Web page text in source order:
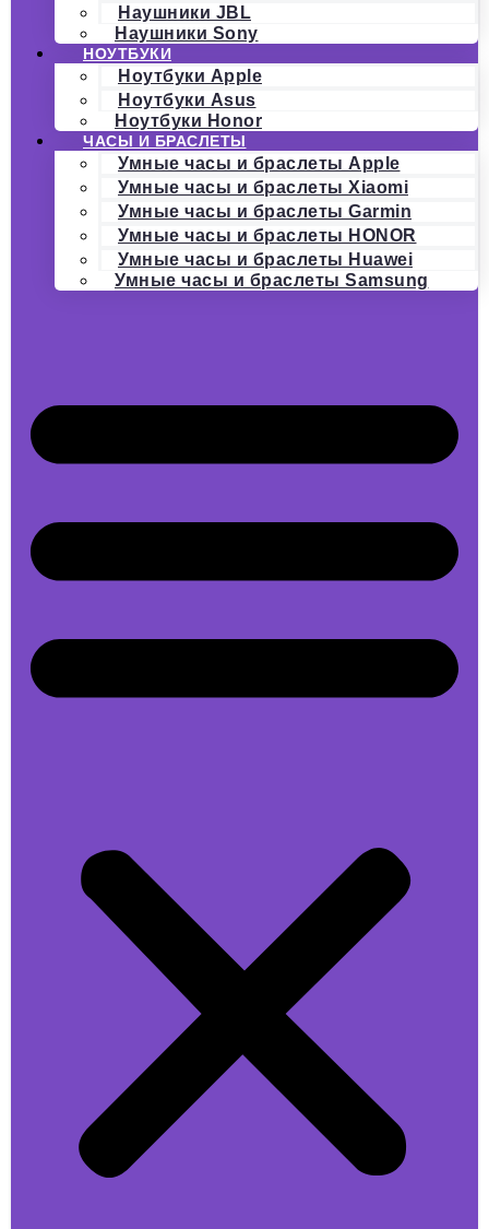
Наушники JBL
Наушники Sony
НОУТБУКИ
Ноутбуки Apple
Ноутбуки Asus
Ноутбуки Honor
ЧАСЫ И БРАСЛЕТЫ
Умные часы и браслеты Apple
Умные часы и браслеты Xiaomi
Умные часы и браслеты Garmin
Умные часы и браслеты HONOR
Умные часы и браслеты Huawei
Умные часы и браслеты Samsung